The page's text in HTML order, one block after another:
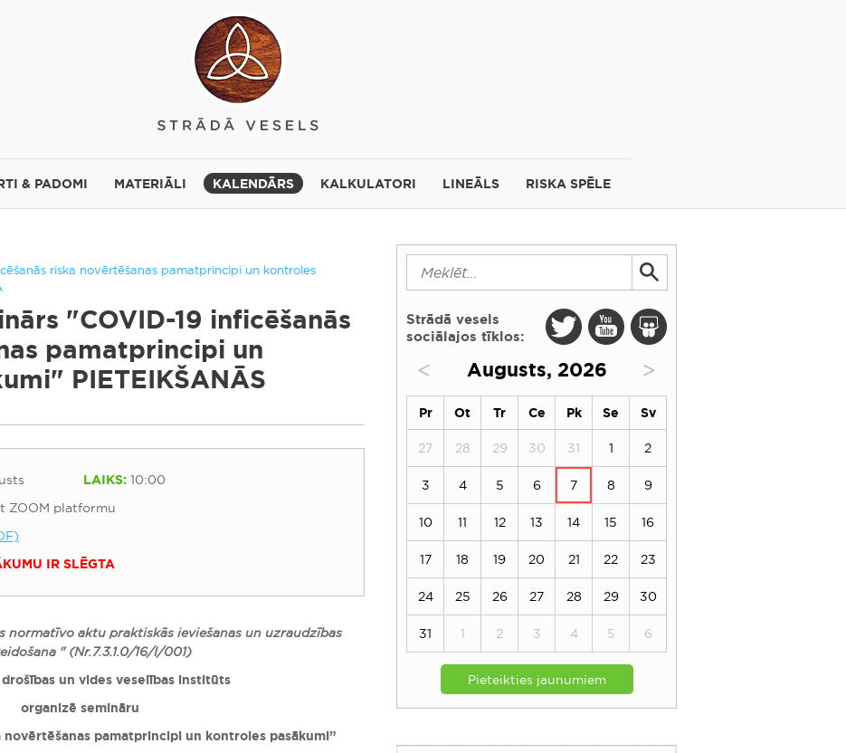
& PADOMI MATERIĀLI KALENDĀRS KALKULATORI LINEĀLS RISKA SPĒLE
riska novērtēšanas pamatprincipi un kontroles
"COVID-19 inficēšanās
pamatprincipi un
PIETEIKŠANĀS
LAIKS: 10:00
ZOOM platformu
IR SLĒGTA
normatīvo aktu praktiskās ieviešanas un uzraudzības
" (Nr.7.3.1.0/16/I/001)
drošības un vides veselības institūts
organizē semināru
novērtēšanas pamatprincipi un kontroles pasākumi”
Strādā vesels
sociālajos tīklos:
< Augusts, 2026 >
Pr Ot Tr Ce Pk Se Sv
27 28 29 30 31 1 2
3 4 5 6 7 8 9
10 11 12 13 14 15 16
17 18 19 20 21 22 23
24 25 26 27 28 29 30
31 1 2 3 4 5 6
Pieteikties jaunumiem